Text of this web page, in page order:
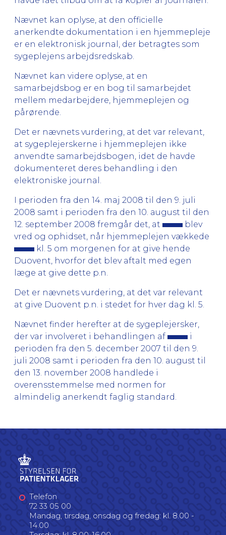
Nævnet kan oplyse, at den officielle
anerkendte dokumentation i en hjemmepleje
er en elektronisk journal, der betragtes som
sygeplejens arbejdsredskab.
Nævnet kan videre oplyse, at en
samarbejdsbog er en bog til samarbejdet
mellem medarbejdere, hjemmeplejen og
pårørende.
Det er nævnets vurdering, at det var relevant,
at sygeplejerskerne i hjemmeplejen ikke
anvendte samarbejdsbogen, idet de havde
dokumenteret deres behandling i den
elektroniske journal.
I perioden fra den 14. maj 2008 til den 9. juli
2008 samt i perioden fra den 10. august til den
12. september 2008 fremgår det, at
blev
vred og ophidset, når hjemmeplejen vækkede
kl. 5 om morgenen for at give hende
Duovent, hvorfor det blev aftalt med egen
læge at give dette p.n.
Det er nævnets vurdering, at det var relevant
at give Duovent p.n. i stedet for hver dag kl. 5.
Nævnet finder herefter at de sygeplejersker,
der var involveret i behandlingen af
i
perioden fra den 5. december 2007 til den 9.
juli 2008 samt i perioden fra den 10. august til
den 13. november 2008 handlede i
overensstemmelse med normen for
almindelig anerkendt faglig standard.
Telefon
72 33 05 00
Mandag, tirsdag, onsdag og fredag: kl. 8.00 -
14.00